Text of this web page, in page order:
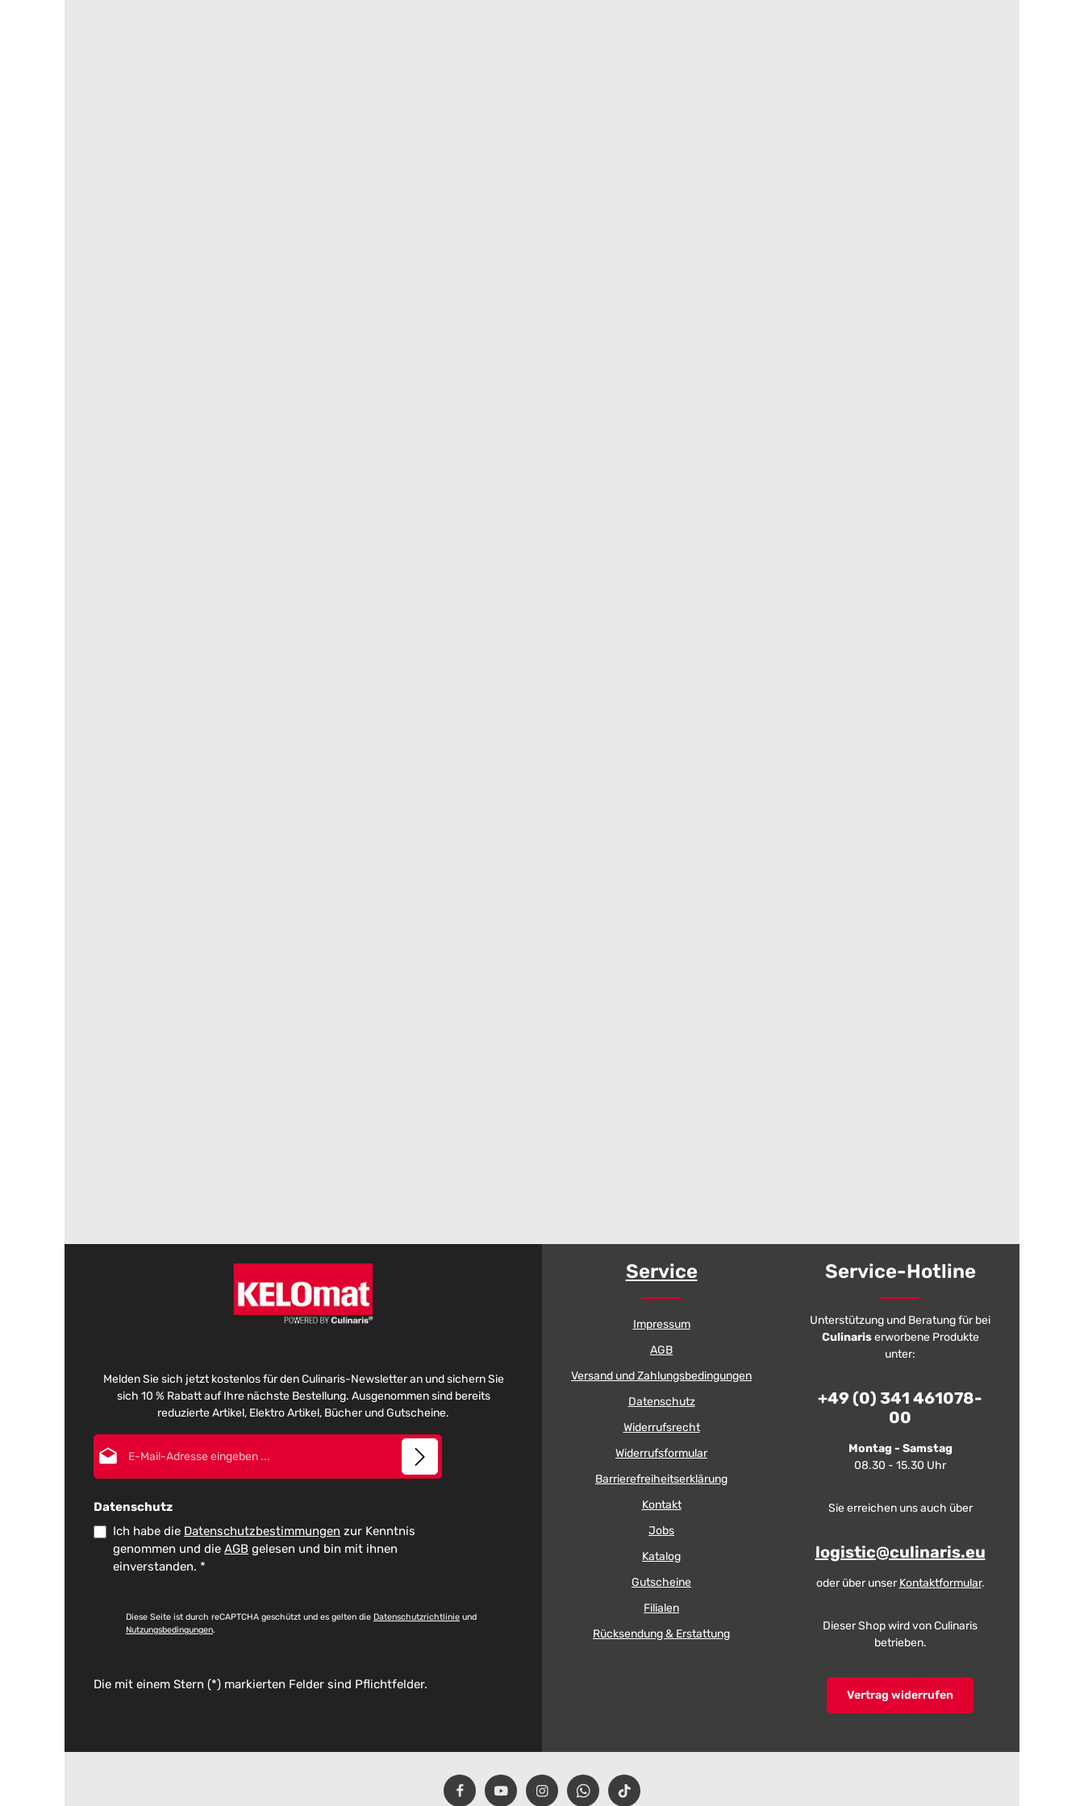
Melden Sie sich jetzt kostenlos für den Culinaris-Newsletter an und sichern Sie
sich 10 % Rabatt auf Ihre nächste Bestellung. Ausgenommen sind bereits
reduzierte Artikel, Elektro Artikel, Bücher und Gutscheine.
Datenschutz
Ich habe die Datenschutzbestimmungen zur Kenntnis
genommen und die AGB gelesen und bin mit ihnen
einverstanden. *
Diese Seite ist durch reCAPTCHA geschützt und es gelten die Datenschutzrichtlinie und
Nutzungsbedingungen.
Die mit einem Stern (*) markierten Felder sind Pflichtfelder.
Service
Impressum
AGB
Versand und Zahlungsbedingungen
Datenschutz
Widerrufsrecht
Widerrufsformular
Barrierefreiheitserklärung
Kontakt
Jobs
Katalog
Gutscheine
Filialen
Rücksendung & Erstattung
Service-Hotline
Unterstützung und Beratung für bei
Culinariserworbene Produkte
unter:
+49 (0) 341 461078-
00
Montag - Samstag
08.30 - 15.30 Uhr
Sie erreichen uns auch über
logistic@culinaris.eu
oder über unserKontaktformular.
Dieser Shop wird von Culinaris
betrieben.
Vertrag widerrufen